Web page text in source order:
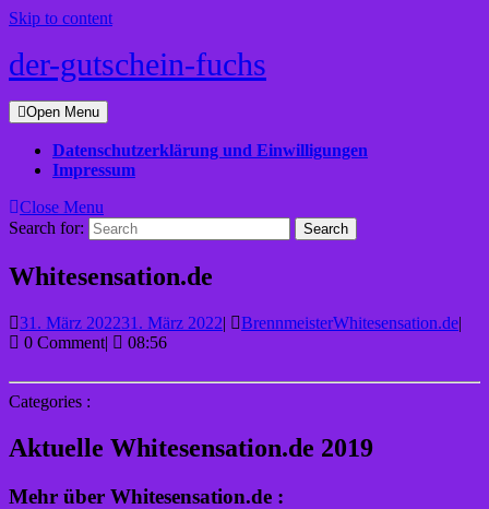
Skip to content
der-gutschein-fuchs
Open Menu
Datenschutzerklärung und Einwilligungen
Impressum
Close Menu
Search for:
Whitesensation.de
31. März 202231. März 2022| BrennmeisterWhitesensation.de|
0 Comment| 08:56
Categories :
Aktuelle Whitesensation.de 2019
Mehr über Whitesensation.de :